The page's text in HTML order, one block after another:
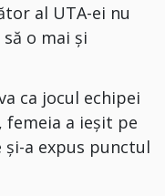
al UTA-ei nu
o mai și
ca jocul echipei
femeia a ieșit pe
și-a expus punctul